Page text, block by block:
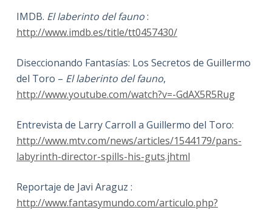
IMDB. El laberinto del fauno:
http://www.imdb.es/title/tt0457430/
Diseccionando Fantasías: Los Secretos de Guillermo
del Toro – El laberinto del fauno,
http://www.youtube.com/watch?v=-GdAX5R5Rug
Entrevista de Larry Carroll a Guillermo del Toro:
http://www.mtv.com/news/articles/1544179/pans-
labyrinth-director-spills-his-guts.jhtml
Reportaje de Javi Araguz :
http://www.fantasymundo.com/articulo.php?